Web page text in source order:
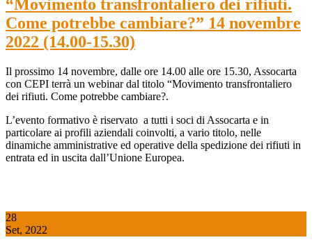
“Movimento transfrontaliero dei rifiuti.
Come potrebbe cambiare?” 14 novembre
2022 (14.00-15.30)
Il prossimo 14 novembre, dalle ore 14.00 alle ore 15.30, Assocarta
con CEPI terrà un webinar dal titolo “Movimento transfrontaliero
dei rifiuti. Come potrebbe cambiare?.
L’evento formativo è riservato a tutti i soci di Assocarta e in
particolare ai profili aziendali coinvolti, a vario titolo, nelle
dinamiche amministrative ed operative della spedizione dei rifiuti in
entrata ed in uscita dall’Unione Europea.
28
Set, 2022